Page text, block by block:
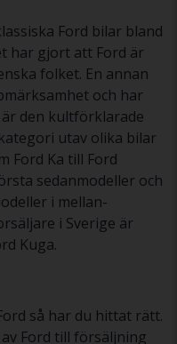
Ford bilar bland
har gjort att Ford är
folket. En annan
och har
den kultförklarade
utav olika bilar
Ford Ka till Ford
sedanmodeller och
i mellan-
i Sverige är
Kuga.
så har du hittat rätt.
Ford till försäljning